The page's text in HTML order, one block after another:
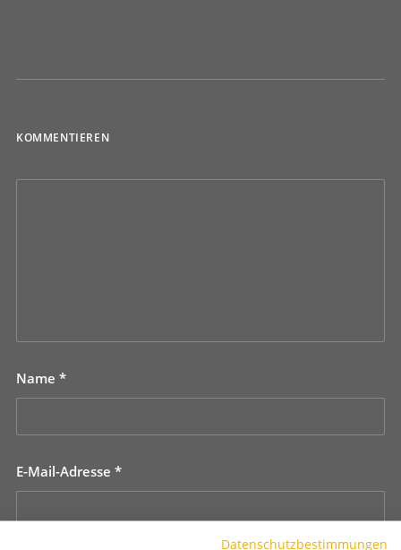
KOMMENTIEREN
Name *
E-Mail-Adresse *
Datenschutzbestimmungen